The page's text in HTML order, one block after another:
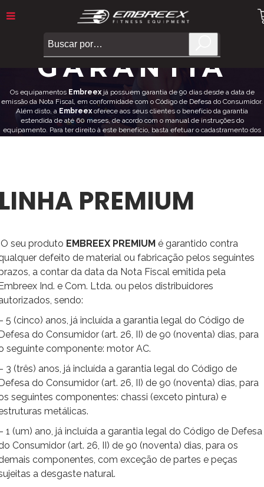
TERMO DE
GARANTIA
Os equipamentos Embreexjá possuem garantia de 90 dias desde a data de
emissão da Nota Fiscal, em conformidade com o Código de Defesa do Consumidor.
Além disto, a Embreex oferece aos seus clientes o benefício da garantia
estendida de até 60 meses, de acordo com o manual de instruções do
equipamento. Para ter direito à este benefício, basta efetuar o cadastramento dos
dados solicitados no formulário ao lado.
PREMIUM
O seu produto EMBREEX PREMIUMé garantido contra
defeito de material ou fabricação pelos seguintes
a contar da data da Nota Fiscal emitida pela
Ind. e Com. Ltda. ou pelos distribuidores
sendo:
5 (cinco) anos, já incluída a garantia legal do Código de
do Consumidor (art. 26, II) de 90 (noventa) dias, para
seguinte componente: motor AC.
3 (três) anos, já incluída a garantia legal do Código de
do Consumidor (art. 26, II) de 90 (noventa) dias, para
seguintes componentes: chassi (exceto pintura) e
metálicas.
1 (um) ano, já incluída a garantia legal do Código de Defesa
Consumidor (art. 26, II) de 90 (noventa) dias, para os
componentes, com exceção de partes e peças
a desgaste natural.